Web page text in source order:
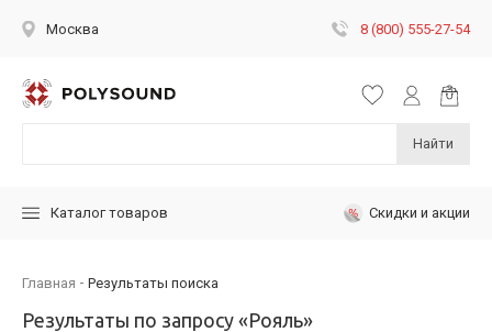
Москва 8 (800) 555-27-54
Найти
Каталог товаров Скидки и акции
Главная Результаты поиска
Результаты по запросу «Рояль»